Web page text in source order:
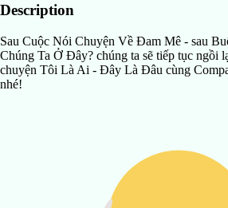
Description
Sau Cuộc Nói Chuyện Về Đam Mê - sau
Chúng Ta Ở Đây? chúng ta sẽ tiếp tục ngồi
chuyện Tôi Là Ai - Đây Là Đâu cùng
nhé!